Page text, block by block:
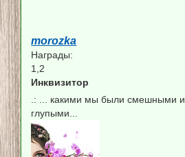
morozka
Награды:
1,2
Инквизитор
.: ... какими мы были смешными и
глупыми...